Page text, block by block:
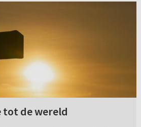
tot de wereld